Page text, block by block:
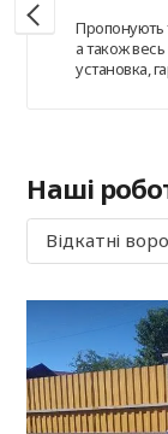
Пропонують
а також
установка,
Наші
Відкатні